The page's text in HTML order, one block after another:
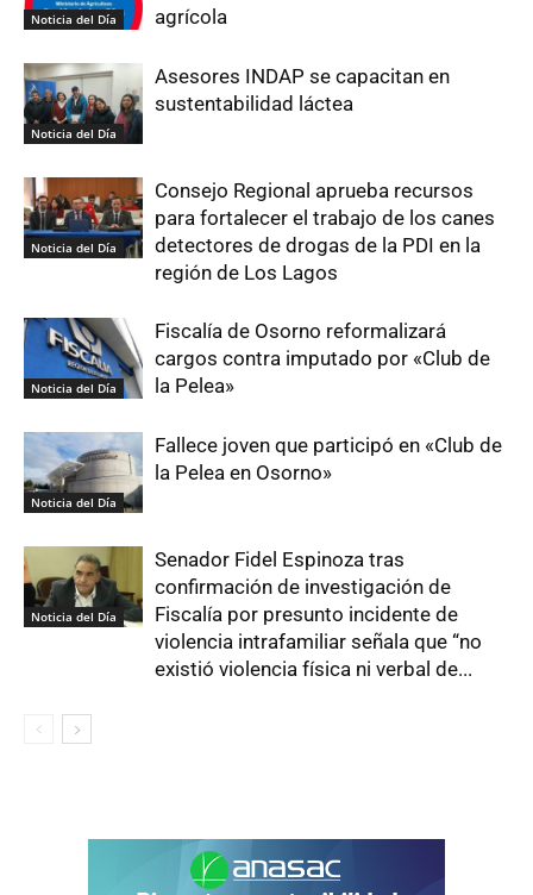
Noticia del Día
agrícola
Noticia del Día
Asesores INDAP se capacitan en
sustentabilidad láctea
Noticia del Día
Consejo Regional aprueba recursos
para fortalecer el trabajo de los canes
detectores de drogas de la PDI en la
región de Los Lagos
Noticia del Día
Fiscalía de Osorno reformalizará
cargos contra imputado por «Club de
la Pelea»
Noticia del Día
Fallece joven que participó en «Club de
la Pelea en Osorno»
Noticia del Día
Senador Fidel Espinoza tras
confirmación de investigación de
Fiscalía por presunto incidente de
violencia intrafamiliar señala que “no
existió violencia física ni verbal de...